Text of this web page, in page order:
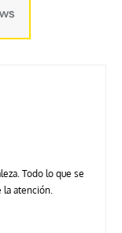
Todo lo que se
la atención.